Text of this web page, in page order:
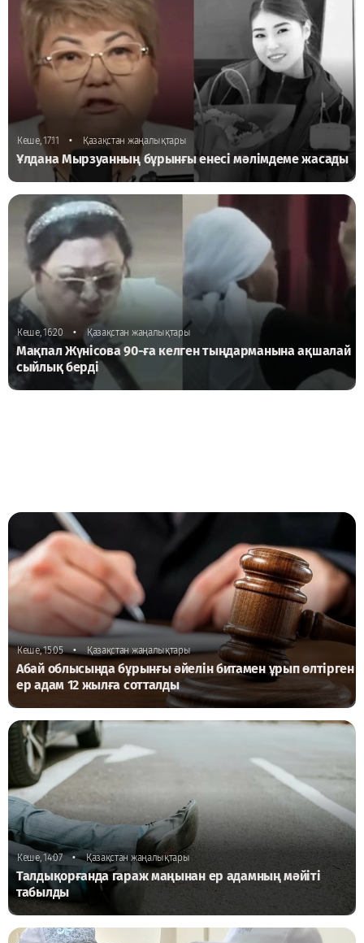
Кеше, 17:11 • Қазақстан жаңалықтары
Ұлдана Мырзуанның бұрынғы енесі мәлімдеме жасады
Кеше, 16:20 • Қазақстан жаңалықтары
Мақпал Жүнісова 90-ға келген тыңдарманына ақшалай
сыйлық берді
Кеше, 15:05 • Қазақстан жаңалықтары
Абай облысында бұрынғы әйелін битамен ұрып өлтірген
ер адам 12 жылға сотталды
Кеше, 14:07 • Қазақстан жаңалықтары
Талдықорғанда гараж маңынан ер адамның мәйіті
табылды